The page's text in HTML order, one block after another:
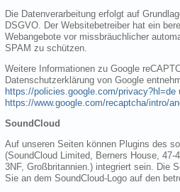
Die Datenverarbeitung erfolgt auf
DSGVO. Der Websitebetreiber hat ein
Webangebote vor missbräuchlicher
SPAM zu schützen.
Weitere Informationen zu Google
Datenschutzerklärung von Google
https://policies.google.com/privacy?hl=de
https://www.google.com/recaptcha/intro/
SoundCloud
Auf unseren Seiten können Plugins des
(SoundCloud Limited, Berners House, 47-
3NF, Großbritannien.) integriert sein. Die
Sie an dem SoundCloud-Logo auf den